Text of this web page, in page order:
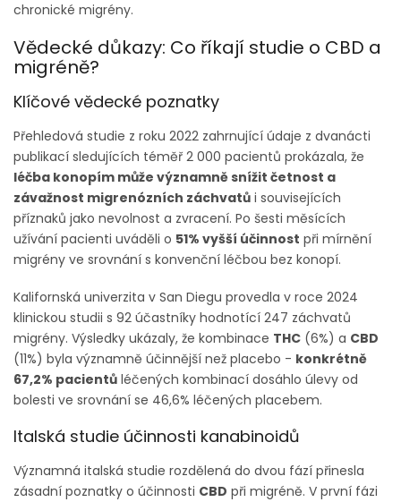
chronické migrény.
Vědecké důkazy: Co říkají studie o CBD a
migréně?
Klíčové vědecké poznatky
Přehledová studie z roku 2022 zahrnující údaje z dvanácti
publikací sledujících téměř 2 000 pacientů prokázala, že
léčba konopím může významně snížit četnost a
závažnost migrenózních záchvatů i souvisejících
příznaků jako nevolnost a zvracení. Po šesti měsících
užívání pacienti uváděli o 51% vyšší účinnost při mírnění
migrény ve srovnání s konvenční léčbou bez konopí.
Kalifornská univerzita v San Diegu provedla v roce 2024
klinickou studii s 92 účastníky hodnotící 247 záchvatů
migrény. Výsledky ukázaly, že kombinace THC (6%) a CBD
(11%) byla významně účinnější než placebo - konkrétně
67,2% pacientů léčených kombinací dosáhlo úlevy od
bolesti ve srovnání se 46,6% léčených placebem.
Italská studie účinnosti kanabinoidů
Významná italská studie rozdělená do dvou fází přinesla
zásadní poznatky o účinnosti CBD při migréně. V první fázi